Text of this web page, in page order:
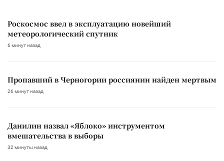
Роскосмос ввел в эксплуатацию новейший
метеорологический спутник
6 минут назад
Пропавший в Черногории россиянин найден мертвым
26 минут назад
Данилин назвал «Яблоко» инструментом
вмешательства в выборы
32 минуты назад